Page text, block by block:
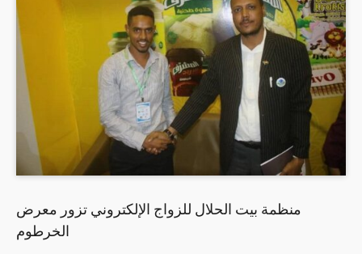
منظمة بيت الحلال للزواج الإلكتروني تزور معرض
الخرطوم